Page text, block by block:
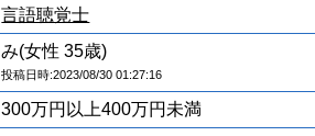
言語聴覚士
み(女性 35歳)
投稿日時:2023/08/30 01:27:16
300万円以上400万円未満